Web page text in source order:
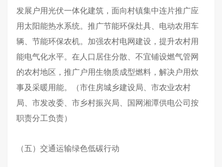
发展户用光伏一体化建筑，面向村镇集中连片推广应
用太阳能热水系统。推广节能环保灶具、电动农用车
辆、节能环保农机。加强农村电网建设，提升农村用
能电气化水平。在人口居住分散、不宜铺设燃气管网
的农村地区，推广户用生物质成型燃料，解决户用炊
事及采暖用能。（市住房城乡建设局、市农业农村
局、市发改委、市乡村振兴局、国网湘潭供电公司按
职责分工负责）
（五）交通运输绿色低碳行动